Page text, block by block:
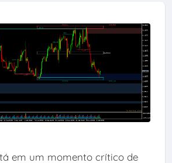
em um momento crítico de